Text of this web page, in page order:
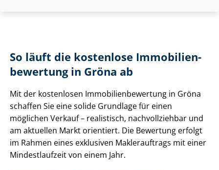
So läuft die kostenlose Im­mo­bi­li­en­
be­wer­tung in Gröna ab
Mit der kostenlosen Im­mo­bi­li­en­be­wer­tung in Gröna
schaffen Sie eine solide Grundlage für einen
möglichen Verkauf – realistisch, nachvollziehbar und
am aktuellen Markt orientiert. Die Bewertung erfolgt
im Rahmen eines exklusiven Maklerauftrags mit einer
Mindestlaufzeit von einem Jahr.